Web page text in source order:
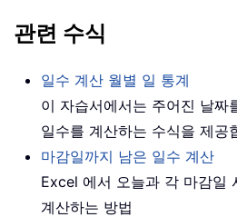
관련 수식
일수 계산 월별 일 통계
이 자습서에서는 주어진 날짜
일수를 계산하는 수식을 제공
마감일까지 남은 일수 계산
Excel 에서 오늘과 각 마감일
계산하는 방법